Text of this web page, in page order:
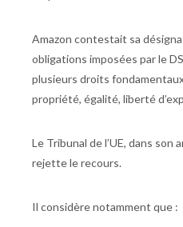
Amazon contestait sa
obligations imposées par le
plusieurs droits
propriété, égalité, liberté
Le Tribunal de l’UE, dans son
rejette le recours.
Il considère notamment que :